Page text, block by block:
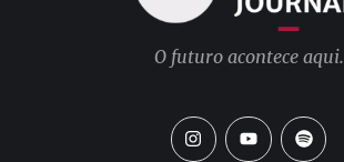
O futuro acontece aqui.